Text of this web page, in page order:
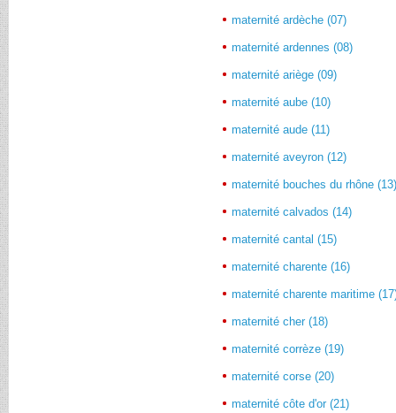
maternité ardèche (07)
maternité ardennes (08)
maternité ariège (09)
maternité aube (10)
maternité aude (11)
maternité aveyron (12)
maternité bouches du rhône
maternité calvados (14)
maternité cantal (15)
maternité charente (16)
maternité charente maritime
maternité cher (18)
maternité corrèze (19)
maternité corse (20)
maternité côte d'or (21)